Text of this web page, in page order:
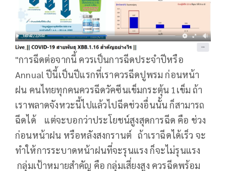
"การฉีดต่อจากนี้ ควรเป็นการฉีดประจำปีหรือ
Annual ปีนี้เป็นปีแรกที่เราควรฉีดปูพรม ก่อนหน้า
ฝน คนไทยทุกคนควรฉีดวัคซีนเข็มกระตุ้น 1เข็ม ถ้า
เราพลาดจังหวะนี้ไปแล้วไปฉีดช่วงอื่นนั้น ก็สามารถ
ฉีดได้ แต่จะบอกว่าประโยชน์สูงสุดการฉีด คือ ช่วง
ก่อนหน้าฝน หรือหลังสงกรานต์ ถ้าเราฉีดได้เร็ว จะ
ทำให้การระบาดหน้าฝนที่จะรุนแรง ก็จะไม่รุนแรง
กลุ่มเป้าหมายสำคัญ คือ กลุ่มเสี่ยงสูง ควรฉีดพร้อม